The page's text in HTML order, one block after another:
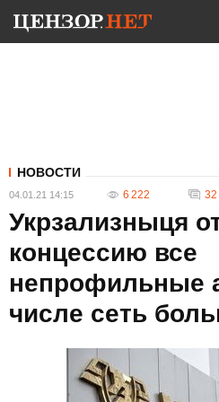
НОВОСТИ
04.01.21 14:15 6 222 32
Укрзализныця
концессию все
непрофильные
числе сеть